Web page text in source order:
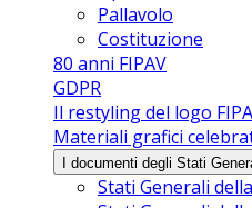
Pallavolo
Costituzione
80 anni FIPAV
GDPR
Il restyling del logo
Materiali grafici
I documenti degli Stati
Stati Generali